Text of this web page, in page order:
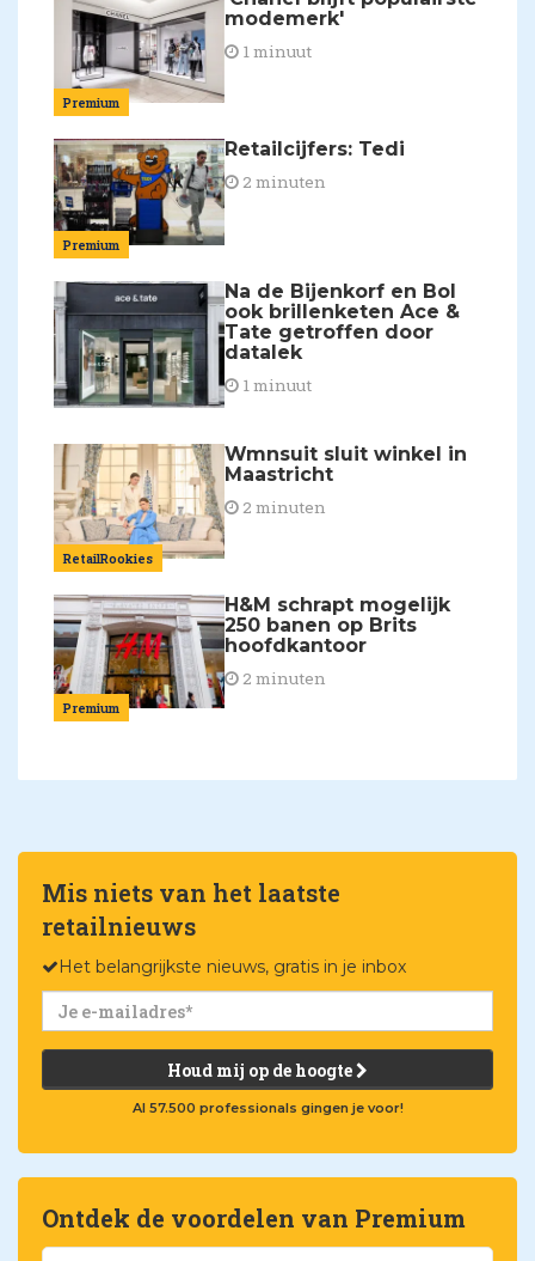
Premium
modemerk'
1 minuut
Premium
Retailcijfers: Tedi
2 minuten
Na de Bijenkorf en Bol
ook brillenketen Ace &
Tate getroffen door
datalek
1 minuut
RetailRookies
Wmnsuit sluit winkel in
Maastricht
2 minuten
Premium
H&M schrapt mogelijk
250 banen op Brits
hoofdkantoor
2 minuten
Mis niets van het laatste
retailnieuws
Het belangrijkste nieuws, gratis in je inbox
Houd mij op de hoogte
Al 57.500 professionals gingen je voor!
Ontdek de voordelen van Premium